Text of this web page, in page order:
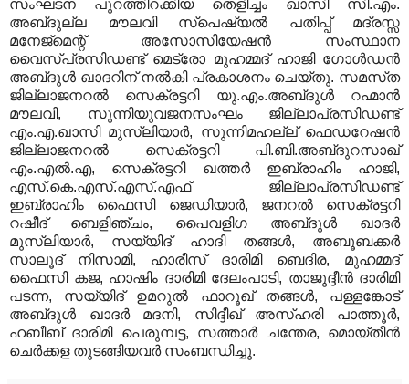
സംഘടന പുറത്തിറക്കിയ തെളിച്ചം ഖാസി സി.എം.
അബ്‌ദുല്ല മൗലവി സ്‌പെഷ്യല്‍ പതിപ്പ്‌ മദ്രസ്സ
മനേജ്‌മെന്റ്‌ അസോസിയേഷന്‍ സംസ്ഥാന
വൈസ്‌പ്രസിഡണ്ട്‌ മെട്രോ മുഹമ്മദ്‌ ഹാജി ഗോള്‍ഡന്‍
അബ്‌ദുള്‍ ഖാദറിന്‌ നല്‍കി പ്രകാശനം ചെയ്‌തു. സമസ്‌ത
ജില്ലാജനറല്‍ സെക്രട്ടറി യു.എം.അബ്‌ദുള്‍ റഹ്മാന്‍
മൗലവി, സുന്നിയുവജനസംഘം ജില്ലാപ്രസിഡണ്ട്‌
എം.എ.ഖാസി മുസ്ലിയാര്‍, സുന്നിമഹല്ല്‌ ഫെഡറേഷന്‍
ജില്ലാജനറല്‍ സെക്രട്ടറി പി.ബി.അബ്‌ദുറസാഖ്‌
എം.എല്‍.എ, സെക്രട്ടറി ഖത്തര്‍ ഇബ്രാഹിം ഹാജി,
എസ്‌.കെ.എസ്‌.എസ്‌.എഫ്‌ ജില്ലാപ്രസിഡണ്ട്‌
ഇബ്രാഹിം ഫൈസി ജെഡിയാര്‍, ജനറല്‍ സെക്രട്ടറി
റഷീദ്‌ ബെളിഞ്ചം, പൈവളിഗ അബ്‌ദുള്‍ ഖാദര്‍
മുസ്ലിയാര്‍, സയ്യിദ്‌ ഹാദി തങ്ങള്‍, അബൂബക്കര്‍
സാലൂദ്‌ നിസാമി, ഹാരീസ്‌ ദാരിമി ബെദിര, മുഹമ്മദ്‌
ഫൈസി കജ, ഹാഷിം ദാരിമി ദേലംപാടി, താജുദ്ദീന്‍ ദാരിമി
പടന്ന, സയ്യിദ്‌ ഉമറുല്‍ ഫാറൂഖ്‌ തങ്ങള്‍, പള്ളങ്കോട്‌
അബ്‌ദുള്‍ ഖാദര്‍ മദനി, സിദ്ദീഖ്‌ അസ്‌ഹരി പാത്തൂര്‍,
ഹബീബ്‌ ദാരിമി പെരുമ്പട്ട, സത്താര്‍ ചന്തേര, മൊയ്‌തീന്‍
ചെര്‍ക്കള തുടങ്ങിയവര്‍ സംബന്ധിച്ചു.